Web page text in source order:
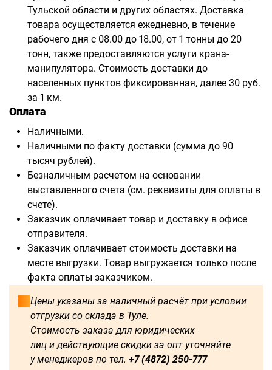
Тульской области и других областях. Доставка
товара осуществляется ежедневно, в течение
рабочего дня с 08.00 до 18.00, от 1 тонны до 20
тонн, также предоставляются услуги крана-
манипулятора. Стоимость доставки до
населенных пунктов фиксированная, далее 30 руб.
за 1 км.
Оплата
Наличными.
Наличными по факту доставки (сумма до 90
тысяч рублей).
Безналичным расчетом на основании
выставленного счета (см. реквизиты для оплаты в
счете).
Заказчик оплачивает товар и доставку в офисе
отправителя.
Заказчик оплачивает стоимость доставки на
месте выгрузки. Товар выгружается только после
факта оплаты заказчиком.
Цены указаны за наличный расчёт при условии
отгрузки со склада в Туле.
Стоимость заказа для юридических
лиц и действующие скидки за опт уточняйте
у менеджеров по тел. +7 (4872) 250-777